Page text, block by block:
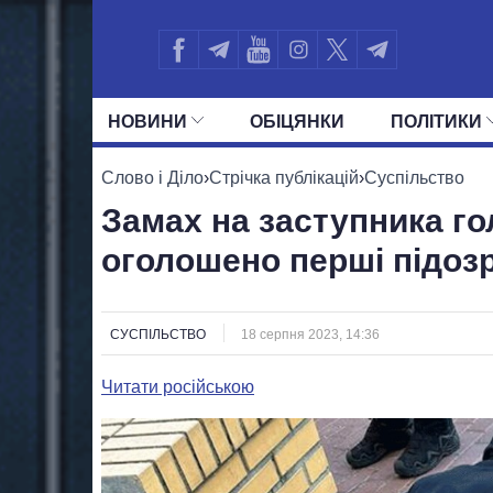
НОВИНИ ОБIЦЯНКИ ПОЛIТИКИ
УСІ ПОЛІТИКИ ПРЕЗИДЕНТ І ОФІС
Слово і Діло›Стрічка публікацій›Суспільство
Замах на заступника
оголошено перші
СУСПІЛЬСТВО 18 серпня 2023, 14:36
Читати російською